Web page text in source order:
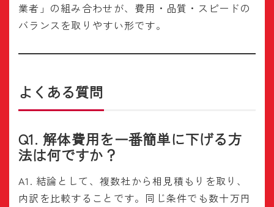
業者」の組み合わせが、費用・品質・スピードの
バランスを取りやすい形です。
よくある質問
Q1. 解体費用を一番簡単に下げる方
法は何ですか？
A1. 結論として、複数社から相見積もりを取り、
内訳を比較することです。同じ条件でも数十万円